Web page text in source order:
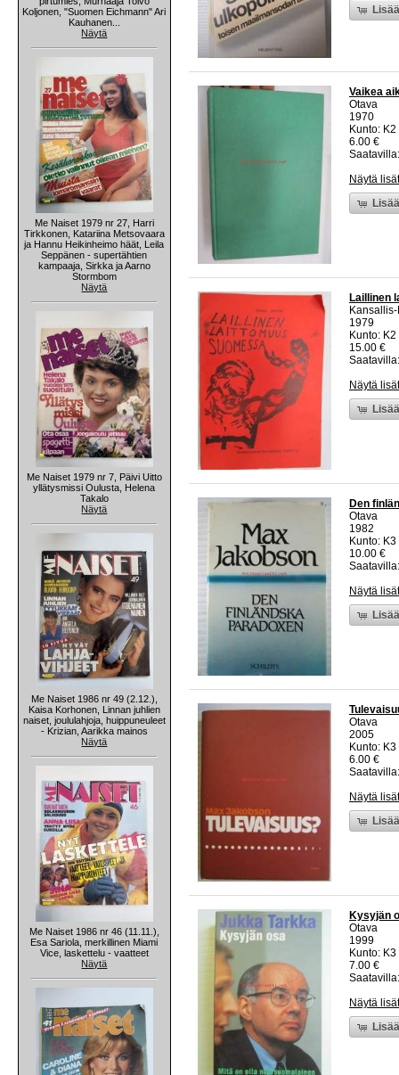
Koljonen, "Suomen Eichmann" Ari
Kauhanen...
Näytä
Me Naiset 1979 nr 27, Harri
Tirkkonen, Katariina Metsovaara
ja Hannu Heikinheimo häät, Leila
Seppänen - supertähtien
kampaaja, Sirkka ja Aarno
Stormbom
Näytä
Me Naiset 1979 nr 7, Päivi Uitto
yllätysmissi Oulusta, Helena
Takalo
Näytä
Me Naiset 1986 nr 49 (2.12.),
Kaisa Korhonen, Linnan juhlien
naiset, joululahjoja, huippuneuleet
- Krizian, Aarikka mainos
Näytä
Me Naiset 1986 nr 46 (11.11.),
Esa Sariola, merkillinen Miami
Vice, laskettelu - vaatteet
Näytä
Vaikea
Otava
1970
Kunto:
6.00 €
Näytä
Laillinen
1979
Kunto:
15.00 €
Näytä
Den
Otava
1982
Kunto:
10.00 €
Näytä
Otava
2005
Kunto:
6.00 €
Näytä
Kysyjän
Otava
1999
Kunto:
7.00 €
Näytä